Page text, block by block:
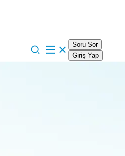
Soru Sor
Giriş Yap